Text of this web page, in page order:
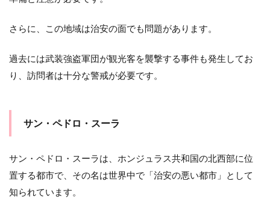
さらに、この地域は治安の面でも問題があります。
過去には武装強盗軍団が観光客を襲撃する事件も発生してお
り、訪問者は十分な警戒が必要です。
サン・ペドロ・スーラ
サン・ペドロ・スーラは、ホンジュラス共和国の北西部に位
置する都市で、その名は世界中で「治安の悪い都市」として
知られています。